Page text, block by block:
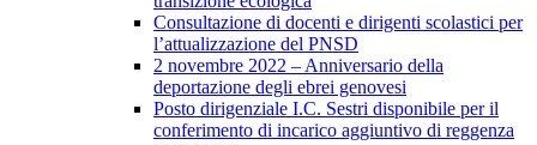
Consultazione di docenti e dirigenti scolastici per
l’attualizzazione del PNSD
2 novembre 2022 – Anniversario della
deportazione degli ebrei genovesi
Posto dirigenziale I.C. Sestri disponibile per il
conferimento di incarico aggiuntivo di reggenza